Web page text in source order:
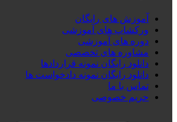
آموزش های رایگان
ورکشاپ های آموزشی
دوره های آموزشی
مشاوره های تخصصی
دانلود رایگان نمونه قراردادها
دانلود رایگان نمونه دادخواست ها
تماس با ما
حریم خصوصی